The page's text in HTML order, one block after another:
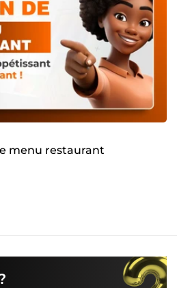
menu restaurant